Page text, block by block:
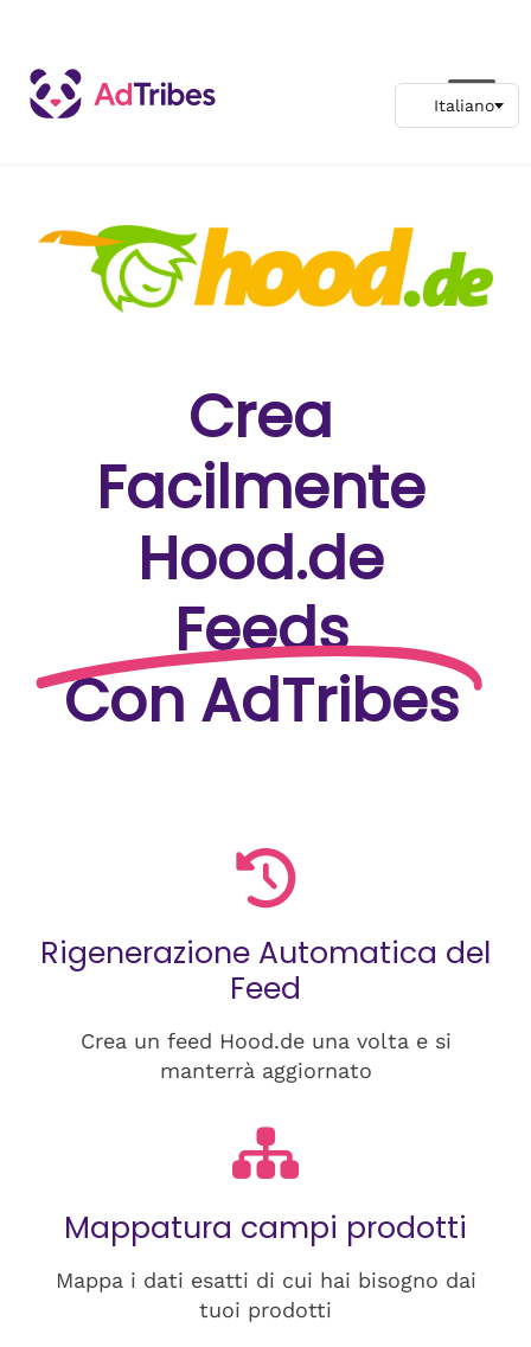
Crea
Facilmente
Hood.de
Feeds
Con AdTribes
Rigenerazione Automatica del
Feed
Crea un feed Hood.de una volta e si
manterrà aggiornato
Mappatura campi prodotti
Mappa i dati esatti di cui hai bisogno dai
tuoi prodotti